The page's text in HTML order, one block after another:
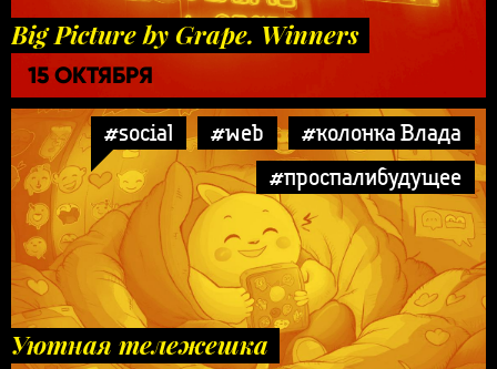
Big Picture by Grape. Winners
15 ОКТЯБРЯ
#social #web
#колонка Влада
#проспалибудущее
Уютная тележешка